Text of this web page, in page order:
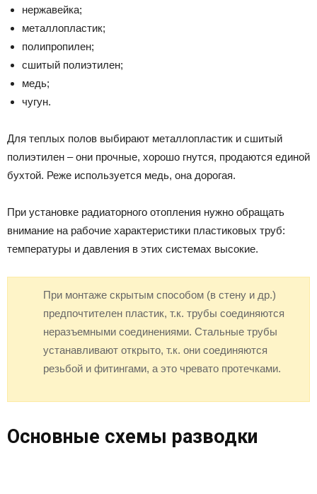
нержавейка;
металлопластик;
полипропилен;
сшитый полиэтилен;
медь;
чугун.
Для теплых полов выбирают металлопластик и сшитый
полиэтилен – они прочные, хорошо гнутся, продаются единой
бухтой. Реже используется медь, она дорогая.
При установке радиаторного отопления нужно обращать
внимание на рабочие характеристики пластиковых труб:
температуры и давления в этих системах высокие.
При монтаже скрытым способом (в стену и др.)
предпочтителен пластик, т.к. трубы соединяются
неразъемными соединениями. Стальные трубы
устанавливают открыто, т.к. они соединяются
резьбой и фитингами, а это чревато протечками.
Основные схемы разводки